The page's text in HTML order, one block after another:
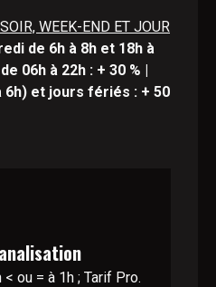
WEEK-END ET JOUR
de 6h à 8h et 18h à
06h à 22h : + 30 % |
6h) et jours fériés : + 50
ou = à 1h ; Tarif Pro.